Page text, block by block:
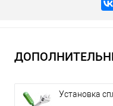
Установка